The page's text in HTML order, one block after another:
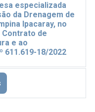
especializada
da Drenagem de
Ipacaray, no
Contrato de
e ao
611.619-18/2022